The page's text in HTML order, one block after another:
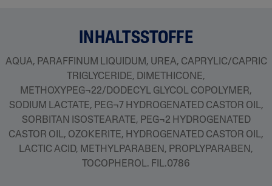
INHALTSSTOFFE
AQUA, PARAFFINUM LIQUIDUM, UREA, CAPRYLIC/CAPRIC
TRIGLYCERIDE, DIMETHICONE,
METHOXYPEG¬22/DODECYL GLYCOL COPOLYMER,
SODIUM LACTATE, PEG¬7 HYDROGENATED CASTOR OIL,
SORBITAN ISOSTEARATE, PEG¬2 HYDROGENATED
CASTOR OIL, OZOKERITE, HYDROGENATED CASTOR OIL,
LACTIC ACID, METHYLPARABEN, PROPLYPARABEN,
TOCOPHEROL. FIL.0786